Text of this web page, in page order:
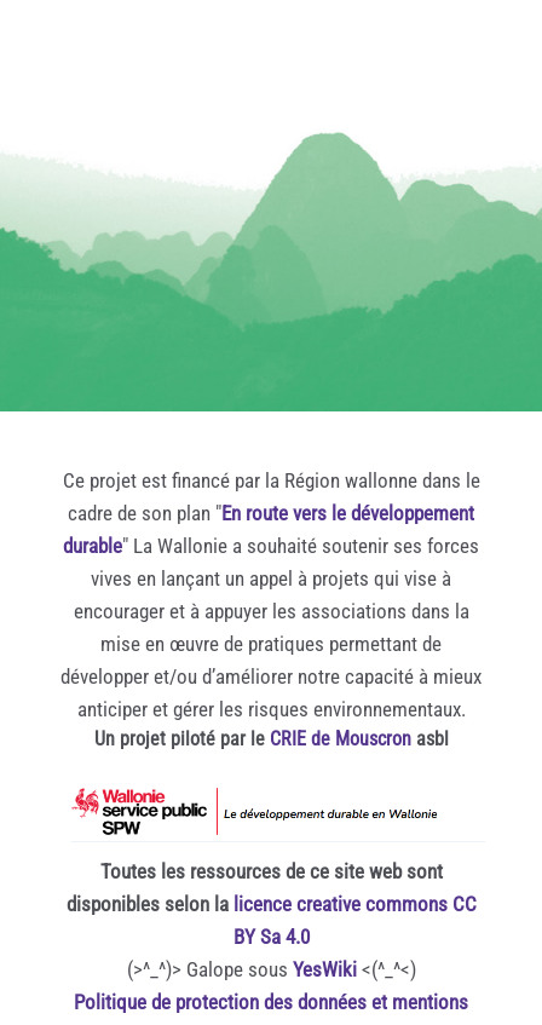
Ce projet est financé par la Région wallonne dans le
cadre de son plan "En route vers le développement
durable" La Wallonie a souhaité soutenir ses forces
vives en lançant un appel à projets qui vise à
encourager et à appuyer les associations dans la
mise en œuvre de pratiques permettant de
développer et/ou d’améliorer notre capacité à mieux
anticiper et gérer les risques environnementaux.
Un projet piloté par le CRIE de Mouscronasbl
Toutes les ressources de ce site web sont
disponibles selon la licence creative commons CC
BY Sa 4.0
(>^_^)> Galope sous YesWiki<(^_^<)
Politique de protection des données et mentions